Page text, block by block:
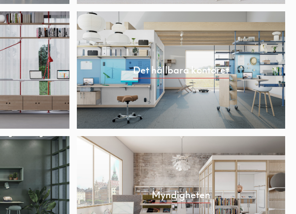
Det hållbara kontoret
Myndigheten